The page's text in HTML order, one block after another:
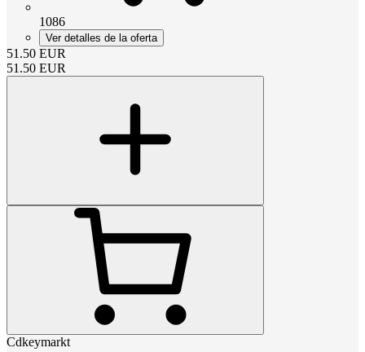
1086
Ver detalles de la oferta
51.50 EUR
51.50 EUR
Cdkeymarkt